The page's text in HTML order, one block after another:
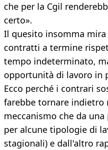
che per la Cgil
certo».
Il quesito insomma
contratti a termine
tempo indeterminato,
opportunità di lavoro in
Ecco perché i contrari
farebbe tornare indietro
meccanismo che da
per alcune tipologie di
stagionali) e dall'altro